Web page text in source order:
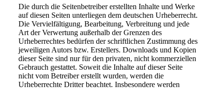
Die durch die Seitenbetreiber erstellten Inhalte und Werke
auf diesen Seiten unterliegen dem deutschen Urheberrecht.
Die Vervielfältigung, Bearbeitung, Verbreitung und jede
Art der Verwertung außerhalb der Grenzen des
Urheberrechtes bedürfen der schriftlichen Zustimmung des
jeweiligen Autors bzw. Erstellers. Downloads und Kopien
dieser Seite sind nur für den privaten, nicht kommerziellen
Gebrauch gestattet. Soweit die Inhalte auf dieser Seite
nicht vom Betreiber erstellt wurden, werden die
Urheberrechte Dritter beachtet. Insbesondere werden